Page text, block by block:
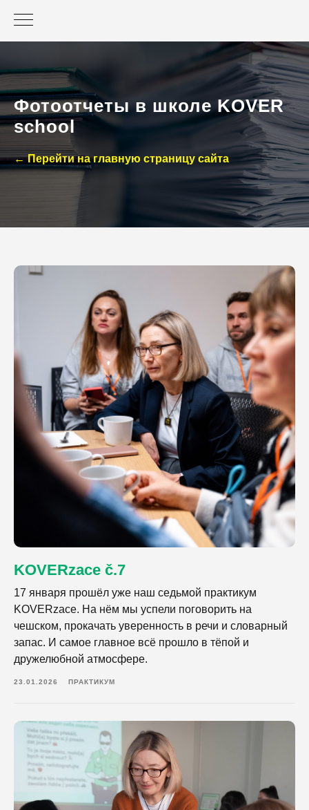
Фотоотчеты в школе KOVER
school
← Перейти на главную страницу сайта
KOVERzace č.7
17 января прошёл уже наш седьмой практикум
KOVERzace. На нём мы успели поговорить на
чешском, прокачать уверенность в речи и словарный
запас. И самое главное всё прошло в тёпой и
дружелюбной атмосфере.
23.01.2026 ПРАКТИКУМ